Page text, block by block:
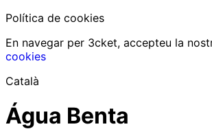
Política de cookies
En navegar per 3cket, accepteu la
cookies
Català
Água Benta